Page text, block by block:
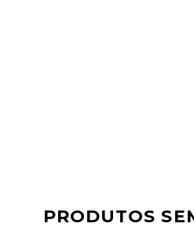
PRODUTOS